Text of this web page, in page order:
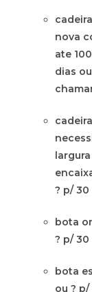
nova
ate
dias
? p/
bota
? p/
bota
ou ?